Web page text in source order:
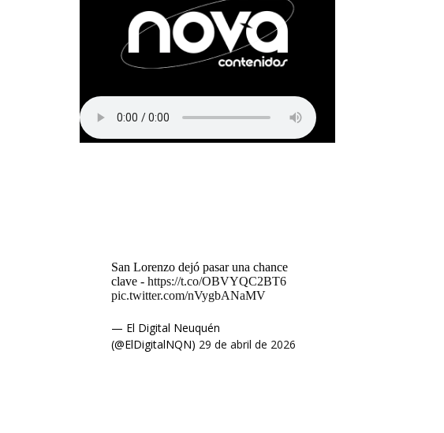
San Lorenzo dejó pasar una chance
clave - https://t.co/OBVYQC2BT6
pic.twitter.com/nVygbANaMV
— El Digital Neuquén
(@ElDigitalNQN) 29 de abril de 2026